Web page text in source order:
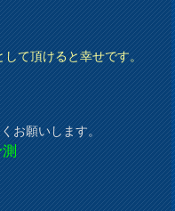
して頂けると幸せです。
お願いします。